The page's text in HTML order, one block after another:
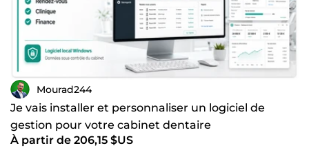
Mourad244
Je vais installer et personnaliser un logiciel de
gestion pour votre cabinet dentaire
À partir de 206,15 $US